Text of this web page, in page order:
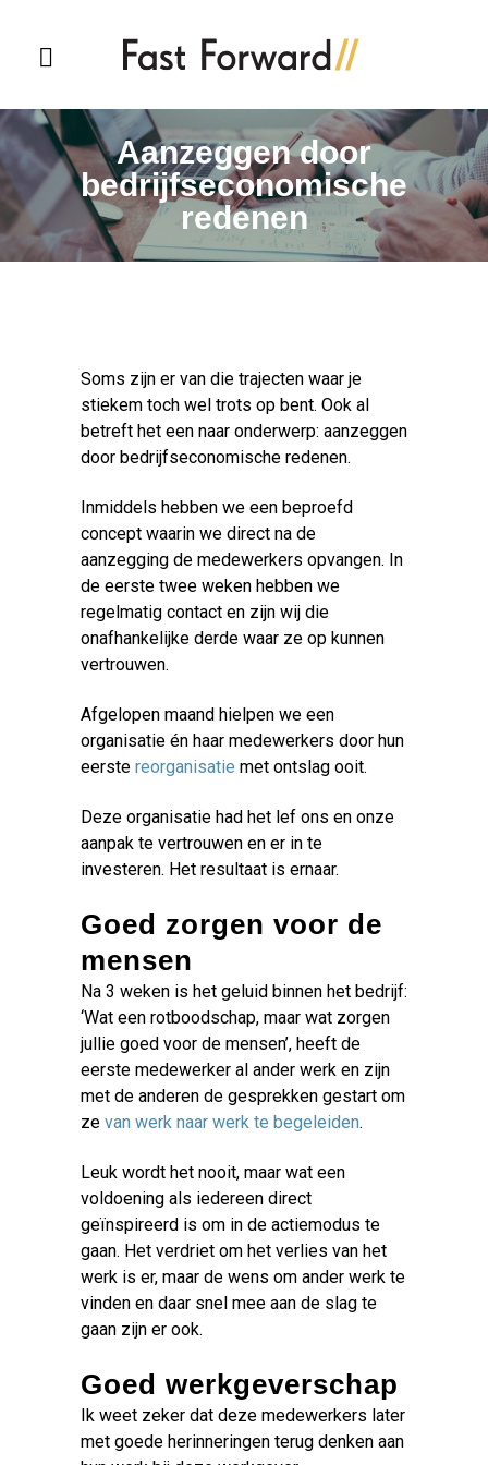
Aanzeggen door
bedrijfseconomische
redenen
Soms zijn er van die trajecten waar je
stiekem toch wel trots op bent. Ook al
betreft het een naar onderwerp: aanzeggen
door bedrijfseconomische redenen.
Inmiddels hebben we een beproefd
concept waarin we direct na de
aanzegging de medewerkers opvangen. In
de eerste twee weken hebben we
regelmatig contact en zijn wij die
onafhankelijke derde waar ze op kunnen
vertrouwen.
Afgelopen maand hielpen we een
organisatie én haar medewerkers door hun
eerste reorganisatie met ontslag ooit.
Deze organisatie had het lef ons en onze
aanpak te vertrouwen en er in te
investeren. Het resultaat is ernaar.
Goed zorgen voor de
mensen
Na 3 weken is het geluid binnen het bedrijf:
‘Wat een rotboodschap, maar wat zorgen
jullie goed voor de mensen’, heeft de
eerste medewerker al ander werk en zijn
met de anderen de gesprekken gestart om
ze van werk naar werk te begeleiden.
Leuk wordt het nooit, maar wat een
voldoening als iedereen direct
geïnspireerd is om in de actiemodus te
gaan. Het verdriet om het verlies van het
werk is er, maar de wens om ander werk te
vinden en daar snel mee aan de slag te
gaan zijn er ook.
Goed werkgeverschap
Ik weet zeker dat deze medewerkers later
met goede herinneringen terug denken aan